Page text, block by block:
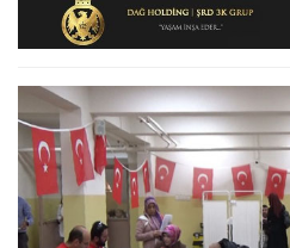
Kararında
Masaya Yatırıldı
16:40 Mustafa Sarıgül’den